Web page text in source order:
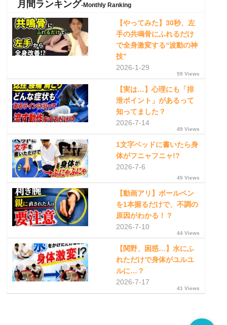
月間ランキング-Monthly Ranking
【やってみた】30秒、左
手の共鳴骨にふれるだけ
で全身激変する“波動の神
技”
2026-1-29
59 Views
【実は…】心理にも「排
泄ポイント」があるって
知ってました？
2026-7-14
49 Views
1文字ベッドに書いたら身
体がフニャフニャ!?
2026-7-6
45 Views
【動画アリ】ボールペン
を1本握るだけで、不調の
原因がわかる！？
2026-7-10
44 Views
【関野、困惑…】水にふ
れただけで身体がユルユ
ルに…？
2026-7-17
41 Views